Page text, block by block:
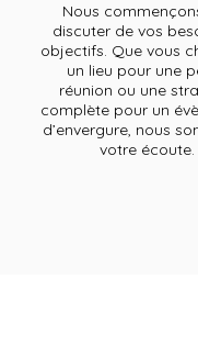
Nous
discuter de vos
objectifs. Que vous
un lieu pour une
réunion ou une
complète pour un
d’envergure, nous
votre écoute.